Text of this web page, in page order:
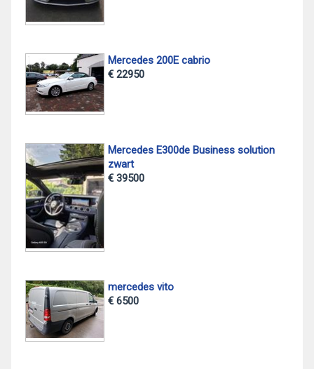
Mercedes 200E cabrio
€ 22950
Mercedes E300de Business solution
zwart
€ 39500
mercedes vito
€ 6500